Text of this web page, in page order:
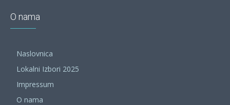
O nama
Naslovnica
Lokalni Izbori 2025
Impressum
O nama